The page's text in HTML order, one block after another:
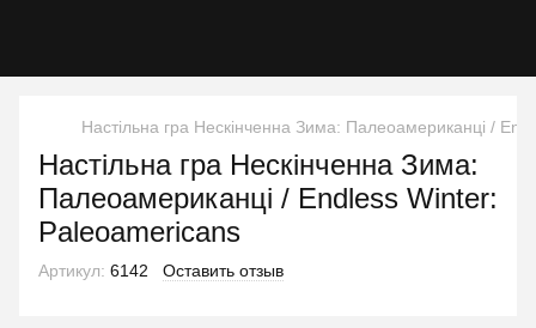
Настільна гра Нескінченна Зима: Палеоамериканці /
Настільна гра Нескінченна Зима:
Палеоамериканці / Endless Winter:
Paleoamericans
Артикул: 6142 Оставить отзыв